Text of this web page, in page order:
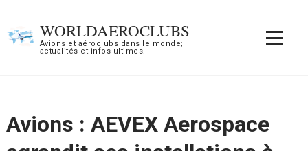
contenu
WORLDAEROCLUBS
Avions et aéroclubs dans le monde;
actualités et infos ultimes.
Avions : AEVEX Aerospace